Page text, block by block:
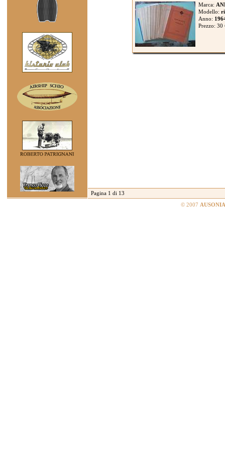
Marca:
Modello:
Anno:
Prezzo: 30
Pagina 1 di 13
© 2007